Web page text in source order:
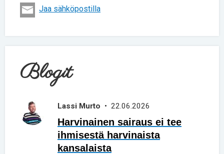
Jaa sähköpostilla
Blogit
Lassi Murto • 22.06.2026
Harvinainen sairaus ei tee
ihmisestä harvinaista
kansalaista